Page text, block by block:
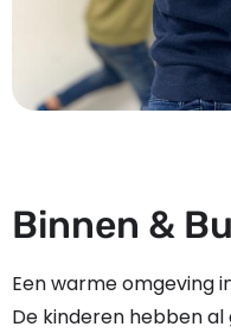
Binnen &
Een warme omgeving
De kinderen hebben